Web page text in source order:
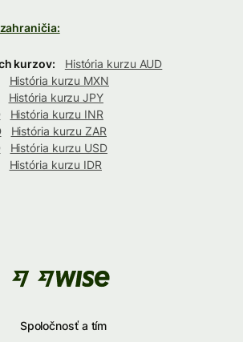
kurzov:
História kurzu AUD
História kurzu MXN
História kurzu JPY
História kurzu INR
História kurzu ZAR
História kurzu USD
História kurzu IDR
Spoločnosť a tím